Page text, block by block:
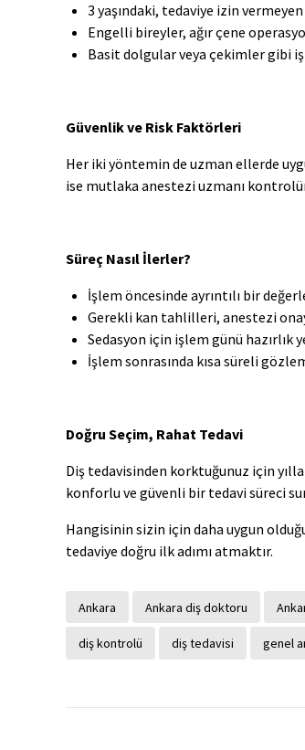
3 yaşındaki, tedaviye izin
Engelli bireyler, ağır çene
Basit dolgular veya çekimler gibi
Güvenlik ve Risk Faktörleri
Her iki yöntemin de uzman ellerde
ise mutlaka anestezi uzmanı
Süreç Nasıl İlerler?
İşlem öncesinde ayrıntılı bir
Gerekli kan tahlilleri, anestezi
Sedasyon için işlem günü hazırlık
İşlem sonrasında kısa süreli
Doğru Seçim, Rahat Tedavi
Diş tedavisinden korktuğunuz için
konforlu ve güvenli bir tedavi süreci
Hangisinin sizin için daha uygun
tedaviye doğru ilk adımı atmaktır.
Ankara Ankara diş doktoru
diş kontrolü diş tedavisi genel